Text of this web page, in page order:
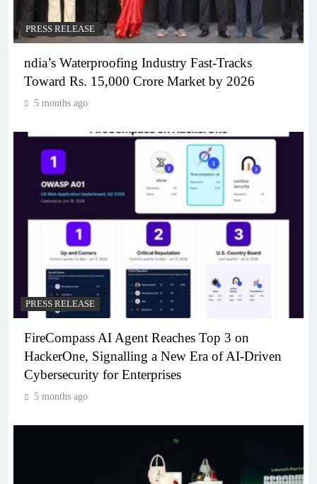
PRESS RELEASE
ndia’s Waterproofing Industry Fast-Tracks
Toward Rs. 15,000 Crore Market by 2026
5 months ago
PRESS RELEASE
FireCompass AI Agent Reaches Top 3 on
HackerOne, Signalling a New Era of AI-Driven
Cybersecurity for Enterprises
5 months ago